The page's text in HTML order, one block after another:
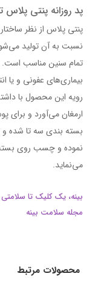
پد روزانه پنتی پلاس
پنتی پلاس از نظر
نسبت به آن تولید
تمام سنین مناسب است.
بیماری‌های عفونی و یا
رویه این محصول با
ارمغان می‌آورد و
بسته بندی سه تا شده و
نموده و چسب روی بسته
می‌نماید.
بینه، یک کلیک تا سلامتی
مجله سلامت بینه
محصولات مرتبط